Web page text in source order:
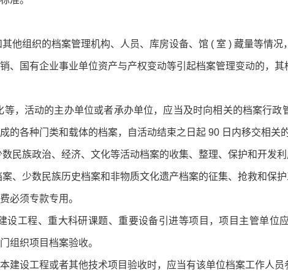
他组织的档案管理机构、人员、库房设备、馆 ( 室 ) 藏量等情况
、国有企业事业单位资产与产权变动等引起档案管理变动的，其
，活动的主办单位或者承办单位，应当及时向相关的档案行
的各种门类和载体的档案，自活动结束之日起 90 日内移交相关
民族政治、经济、文化等活动档案的收集、整理、保护和开发利
、少数民族历史档案和非物质文化遗产档案的征集、抢救和保护
必须专款专用。
设工程、重大科研课题、重要设备引进等项目，项目主管单位
组织项目档案验收。
建设工程或者其他技术项目验收时，应当有该单位档案工作人员